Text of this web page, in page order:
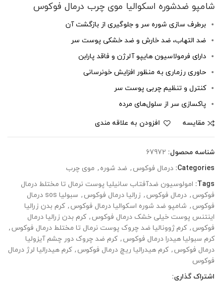
شامپو ضدشوره اسکوالیا موی چرب درمال فوکوس
برطرف سازی شوره سر و جلوگیری از بازگشت آن
ضد التهاب، ضد خارش و ضد خشکی پوست سر
دارای فرمولاسیون هایپو آلرژن و فاقد پارابن
حاوری رزماری به منظور افزایش خونرسانی
کنترل و تنظیم چربی پوست سر
پاکسازی سر از سلول‌های مرده
مقایسه
افزودن به علاقه مندی
شناسه محصول: 67972
Categories: درمال فوکوس , ضد شوره , موی چرب
Tags: امولوسیون ضدآفتاب سانیلیا پوست نرمال تا مختلط درمال
فوکوس , درمال فوکوس , زرالیا درمال فوکوس ,
سبولیا sos درمال
فوکوس , شامپو ضد شوره اسکوالیا درمال فوکوس , کرم بدن زرالیا
اینتنس پوست خیلی خشک درمال فوکوس , کرم بدن زرالیا درمال
فوکوس , کرم ژوونالیا ضد چروک پوست نرمال تا مختلط درمال فوکوس ,
کرم سبولیا هیدرا درمال فوکوس , کرم ضد چروک دور چشم آیزولیا
درمال فوکوس , کرم هیدرالیا ریچ درمال فوکوس , کرم هیدرالیا لرژ درمال
فوکوس
اشتراک گذاری: